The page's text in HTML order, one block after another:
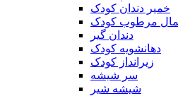
خمیر دندان کودک
مرطوب کودک
دندان گیر
دهانشویه کودک
زیرانداز کودک
سر شیشه
شیشه شیر